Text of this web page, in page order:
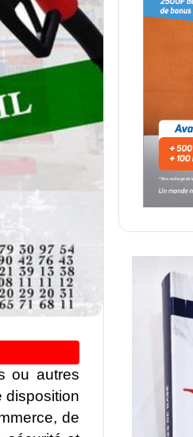
ou autres
disposition
de